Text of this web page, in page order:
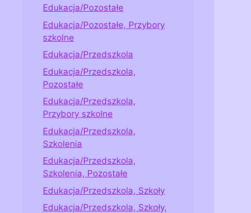
Edukacja/Pozostałe
Edukacja/Pozostałe, Przybory
szkolne
Edukacja/Przedszkola
Edukacja/Przedszkola,
Pozostałe
Edukacja/Przedszkola,
Przybory szkolne
Edukacja/Przedszkola,
Szkolenia
Edukacja/Przedszkola,
Szkolenia, Pozostałe
Edukacja/Przedszkola, Szkoły
Edukacja/Przedszkola, Szkoły,